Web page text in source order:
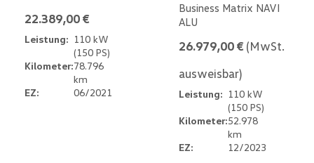
22.389,00 €
Leistung: 110 kW
(150 PS)
Kilometer:78.796
km
EZ:
06/2021
Business Matrix NAVI
ALU
26.979,00 € (MwSt.
ausweisbar)
Leistung: 110 kW
(150 PS)
Kilometer:52.978
km
EZ:
12/2023